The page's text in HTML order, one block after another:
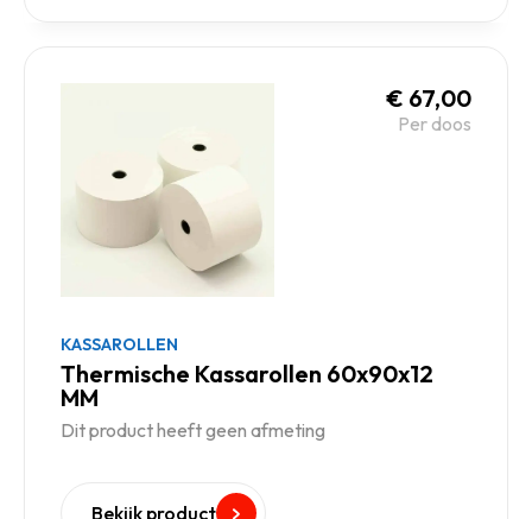
€ 67,00
Per doos
KASSAROLLEN
Thermische Kassarollen 60x90x12
MM
Dit product heeft geen afmeting
Bekijk product